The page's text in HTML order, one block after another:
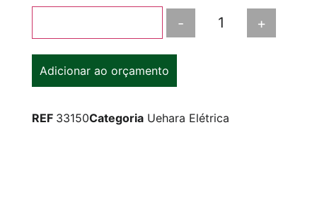
- +
Adicionar ao orçamento
REF 33150Categoria Uehara Elétrica